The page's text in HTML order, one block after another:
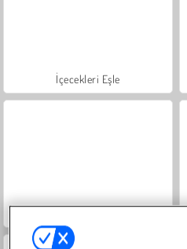
İçecekleri Eşle